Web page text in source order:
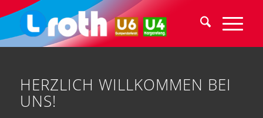
HERZLICH WILLKOMMEN BEI
UNS!